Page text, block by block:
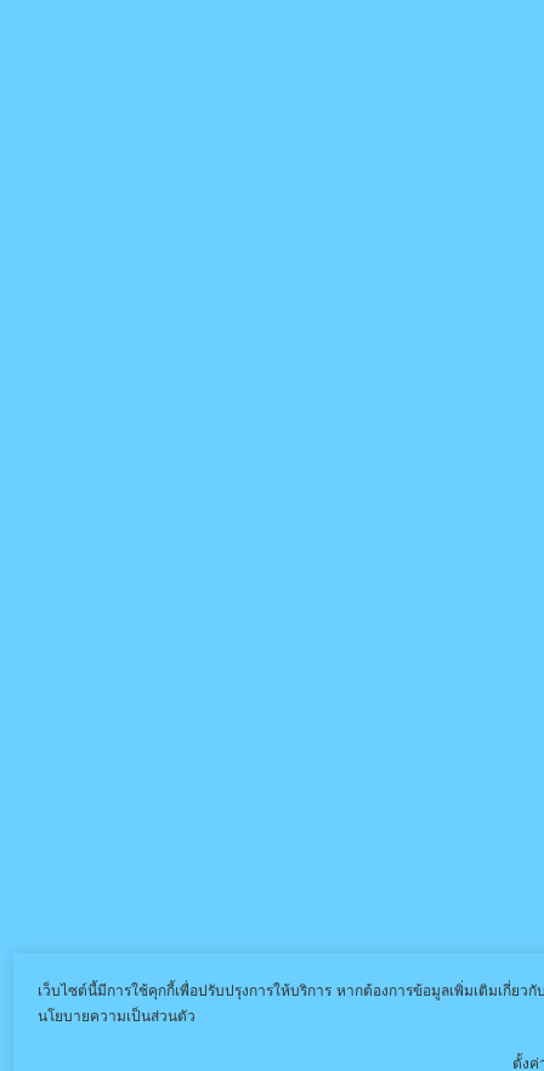
เว็บไซต์นี้มีการใช้คุกกี้เพื่อปรับปรุงการให้บริการ หากต้องการข้อมูลเพิ่มเติมเกี่ยว
นโยบายความเป็นส่วนตัว
ตั้งค่